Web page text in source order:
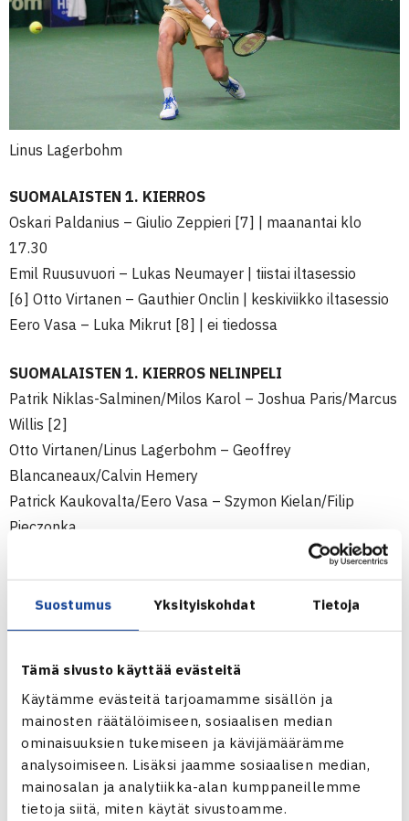
Suostumus Yksityiskohdat Tietoja
Tämä sivusto käyttää evästeitä
Käytämme evästeitä tarjoamamme sisällön ja
mainosten räätälöimiseen, sosiaalisen median
ominaisuuksien tukemiseen ja kävijämäärämme
analysoimiseen. Lisäksi jaamme sosiaalisen median,
mainosalan ja analytiikka-alan kumppaneillemme
tietoja siitä, miten käytät sivustoamme.
Linus Lagerbohm
SUOMALAISTEN 1. KIERROS
Oskari Paldanius – Giulio Zeppieri [7] | maanantai klo
17.30
Emil Ruusuvuori – Lukas Neumayer | tiistai iltasessio
[6] Otto Virtanen – Gauthier Onclin | keskiviikko iltasessio
Eero Vasa – Luka Mikrut [8] | ei tiedossa
SUOMALAISTEN 1. KIERROS NELINPELI
Patrik Niklas-Salminen/Milos Karol – Joshua Paris/Marcus
Willis [2]
Otto Virtanen/Linus Lagerbohm – Geoffrey
Blancaneaux/Calvin Hemery
Patrick Kaukovalta/Eero Vasa – Szymon Kielan/Filip
Pieczonka
Linus Lagerbohm – [2] Remy Bertola 3-6, 3-6
Patrick Kaukovalta – [7] Marko Topo 3-6, 2-6
Otso Martikainen – [8] Edas Butvilas 2-6, 6-3, 3-6
KAAVIOT
KAKSINPELIN PÄÄSARJA
KAKSINPELIN KARSINTA
NELINPELIN PÄÄSARJA